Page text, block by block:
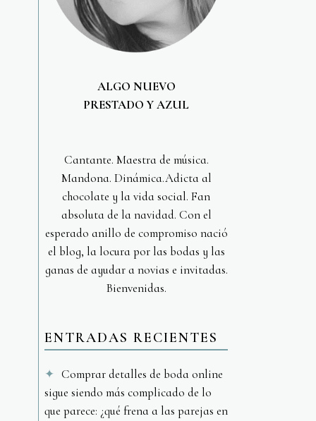
ALGO NUEVO
PRESTADO Y AZUL
Cantante. Maestra de música.
Mandona. Dinámica.Adicta al
chocolate y la vida social. Fan
absoluta de la navidad. Con el
esperado anillo de compromiso nació
el blog, la locura por las bodas y las
ganas de ayudar a novias e invitadas.
Bienvenidas.
ENTRADAS RECIENTES
Comprar detalles de boda online
sigue siendo más complicado de lo
que parece: ¿qué frena a las parejas en